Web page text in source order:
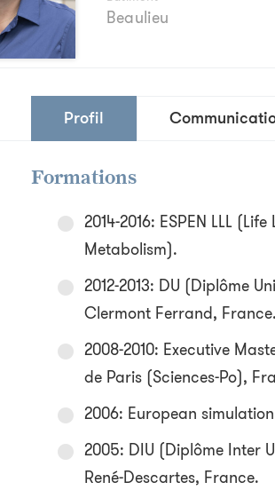
Beaulieu
Profil
Formations
2014-2016: ESPEN LLL
Metabolism).
2012-2013: DU (Diplôme
Clermont Ferrand, France.
2008-2010: Executive
de Paris (Sciences-Po),
2006: European
2005: DIU (Diplôme Inter
René-Descartes, France.